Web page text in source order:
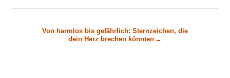
Von harmlos bis gefährlich: Sternzeichen, die
dein Herz brechen könnten